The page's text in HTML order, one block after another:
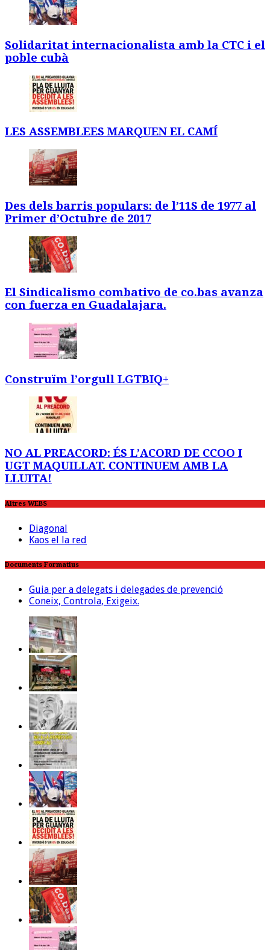
Solidaritat internacionalista amb la CTC i el
poble cubà
LES ASSEMBLEES MARQUEN EL CAMÍ
Des dels barris populars: de l’11S de 1977 al
Primer d’Octubre de 2017
El Sindicalismo combativo de co.bas avanza
con fuerza en Guadalajara.
Construïm l’orgull LGTBIQ+
NO AL PREACORD: ÉS L’ACORD DE CCOO I
UGT MAQUILLAT. CONTINUEM AMB LA
LLUITA!
Altres WEBS
Diagonal
Kaos el la red
Documents Formatius
Guia per a delegats i delegades de prevenció
Coneix, Controla, Exigeix.